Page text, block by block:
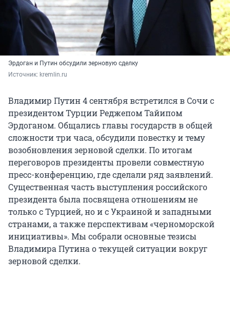
Эрдоган и Путин обсудили зерновую сделку
Источник: kremlin.ru
Владимир Путин 4 сентября встретился в Сочи с
президентом Турции Реджепом Тайипом
Эрдоганом. Общались главы государств в общей
сложности три часа, обсудили повестку и тему
возобновления зерновой сделки. По итогам
переговоров президенты провели совместную
пресс-конференцию, где сделали ряд заявлений.
Существенная часть выступления российского
президента была посвящена отношениям не
только с Турцией, но и с Украиной и западными
странами, а также перспективам «черноморской
инициативы». Мы собрали основные тезисы
Владимира Путина о текущей ситуации вокруг
зерновой сделки.